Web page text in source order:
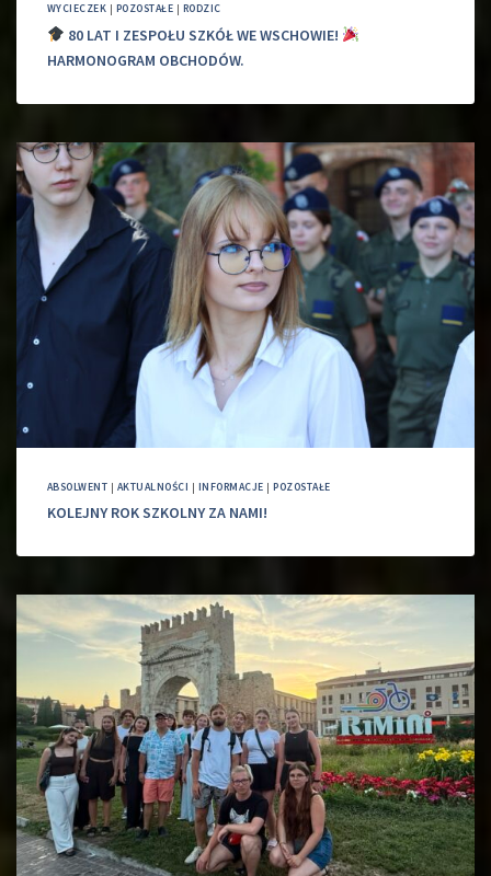
WYCIECZEK | POZOSTAŁE | RODZIC
80 LAT I ZESPOŁU SZKÓŁ WE WSCHOWIE!
HARMONOGRAM OBCHODÓW.
ABSOLWENT | AKTUALNOŚCI | INFORMACJE |POZOSTAŁE
KOLEJNY ROK SZKOLNY ZA NAMI!